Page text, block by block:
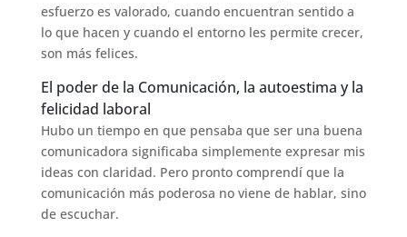
esfuerzo es valorado, cuando encuentran sentido a
lo que hacen y cuando el entorno les permite crecer,
son más felices.
El poder de la Comunicación, la autoestima y la
felicidad laboral
Hubo un tiempo en que pensaba que ser una buena
comunicadora significaba simplemente expresar mis
ideas con claridad. Pero pronto comprendí que la
comunicación más poderosa no viene de hablar, sino
de escuchar.